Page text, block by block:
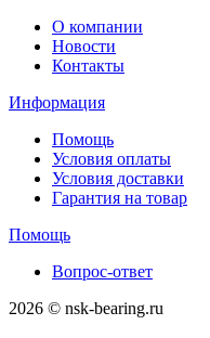
О компании
Новости
Контакты
Информация
Помощь
Условия оплаты
Условия доставки
Гарантия на товар
Помощь
Вопрос-ответ
2026 © nsk-bearing.ru